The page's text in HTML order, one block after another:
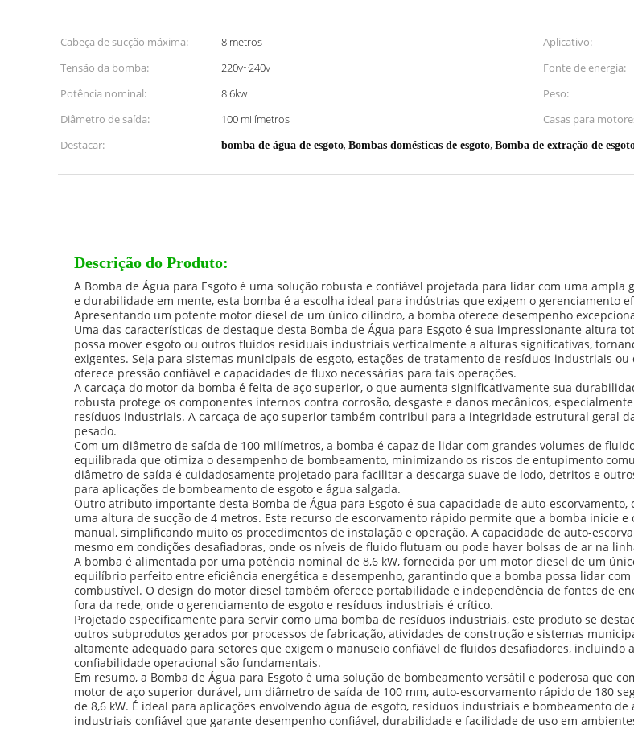
Cabeça de sucção máxima: 8 metros Aplicativo:
Tensão da bomba:
220v~240v Fonte de energia:
Potência nominal:
8.6kw Peso:
Diâmetro de saída:
100 milímetros Casas para
Destacar:
bomba de água de esgoto, Bombas domésticas de esgoto, Bomba de extração de
Descrição do Produto:
A Bomba de Água para Esgoto é uma solução robusta e confiável projetada para lidar com uma
e durabilidade em mente, esta bomba é a escolha ideal para indústrias que exigem o gerenciamento
Apresentando um potente motor diesel de um único cilindro, a bomba oferece desempenho
Uma das características de destaque desta Bomba de Água para Esgoto é sua impressionante altura
possa mover esgoto ou outros fluidos residuais industriais verticalmente a alturas significativas,
exigentes. Seja para sistemas municipais de esgoto, estações de tratamento de resíduos industriais
oferece pressão confiável e capacidades de fluxo necessárias para tais operações.
A carcaça do motor da bomba é feita de aço superior, o que aumenta significativamente sua
robusta protege os componentes internos contra corrosão, desgaste e danos mecânicos,
resíduos industriais. A carcaça de aço superior também contribui para a integridade estrutural geral
pesado.
Com um diâmetro de saída de 100 milímetros, a bomba é capaz de lidar com grandes volumes de
equilibrada que otimiza o desempenho de bombeamento, minimizando os riscos de entupimento
diâmetro de saída é cuidadosamente projetado para facilitar a descarga suave de lodo, detritos e
para aplicações de bombeamento de esgoto e água salgada.
Outro atributo importante desta Bomba de Água para Esgoto é sua capacidade de auto-
uma altura de sucção de 4 metros. Este recurso de escorvamento rápido permite que a bomba inicie
manual, simplificando muito os procedimentos de instalação e operação. A capacidade de auto-
mesmo em condições desafiadoras, onde os níveis de fluido flutuam ou pode haver bolsas de ar na
A bomba é alimentada por uma potência nominal de 8,6 kW, fornecida por um motor diesel de um
equilíbrio perfeito entre eficiência energética e desempenho, garantindo que a bomba possa lidar
combustível. O design do motor diesel também oferece portabilidade e independência de fontes de
fora da rede, onde o gerenciamento de esgoto e resíduos industriais é crítico.
Projetado especificamente para servir como uma bomba de resíduos industriais, este produto se
outros subprodutos gerados por processos de fabricação, atividades de construção e sistemas
altamente adequado para setores que exigem o manuseio confiável de fluidos desafiadores, incluindo
confiabilidade operacional são fundamentais.
Em resumo, a Bomba de Água para Esgoto é uma solução de bombeamento versátil e poderosa que
motor de aço superior durável, um diâmetro de saída de 100 mm, auto-escorvamento rápido de 180
de 8,6 kW. É ideal para aplicações envolvendo água de esgoto, resíduos industriais e bombeamento
industriais confiável que garante desempenho confiável, durabilidade e facilidade de uso em